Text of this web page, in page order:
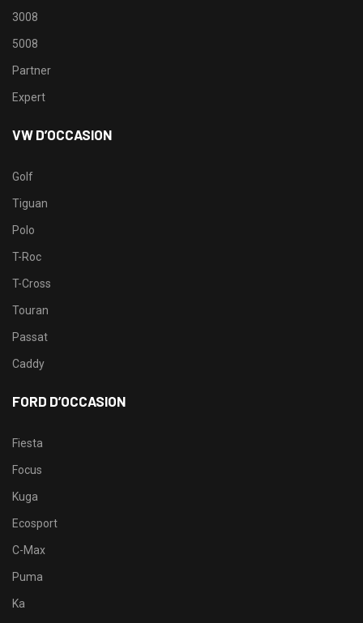
3008
5008
Partner
Expert
VW D’OCCASION
Golf
Tiguan
Polo
T-Roc
T-Cross
Touran
Passat
Caddy
FORD D’OCCASION
Fiesta
Focus
Kuga
Ecosport
C-Max
Puma
Ka